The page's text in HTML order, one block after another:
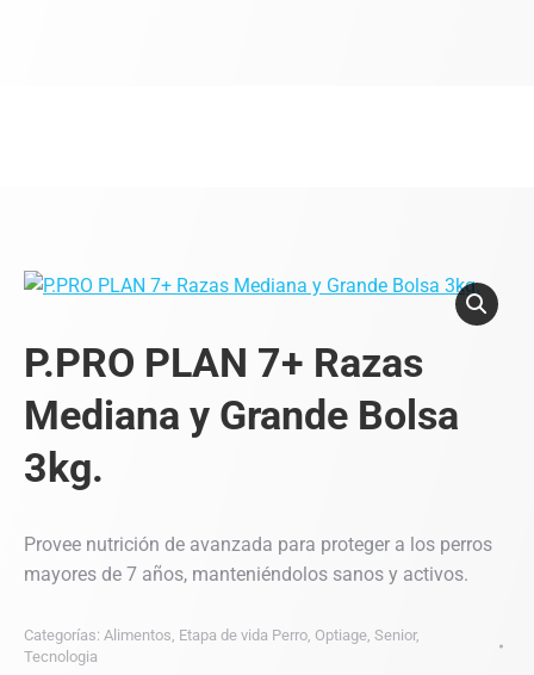
P.PRO PLAN 7+ Razas
Mediana y Grande Bolsa
3kg.
Provee nutrición de avanzada para proteger a los perros
mayores de 7 años, manteniéndolos sanos y activos.
Categorías: Alimentos, Etapa de vida Perro, Optiage, Senior,
Tecnologia